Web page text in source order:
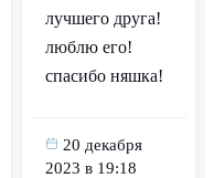
лучшего друга!
люблю его!
спасибо няшка!
20 декабря
2023 в 19:18